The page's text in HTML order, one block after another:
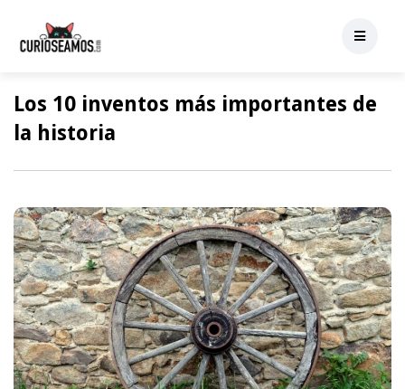
Los 10 inventos más importantes de
la historia